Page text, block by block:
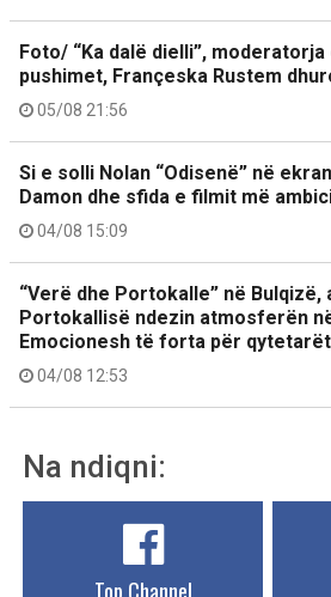
Foto/ “Ka dalë dielli”, moderatorja
pushimet, Françeska Rustem
05/08 21:56
Si e solli Nolan “Odisenë” në
Damon dhe sfida e filmit më
04/08 15:09
“Verë dhe Portokalle” në
Portokallisë ndezin atmosferën
Emocionesh të forta për qytetarët
04/08 12:53
Na ndiqni: